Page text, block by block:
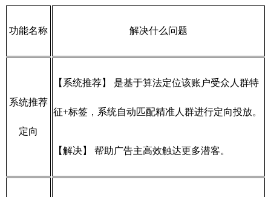
功能名称 解决什么问题
系统推荐
定向
【系统推荐】 是基于算法定位该账户受众人群特
征+标签，系统自动匹配精准人群进行定向投放。
【解决】 帮助广告主高效触达更多潜客。